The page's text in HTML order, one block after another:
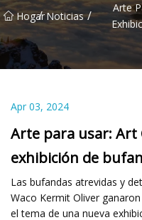
Hogar
/ Noticias /
Arte
Apr 03, 2024
Arte para usar: Art
exhibición de
Las bufandas atrevidas y
Waco Kermit Oliver
el tema de una nueva